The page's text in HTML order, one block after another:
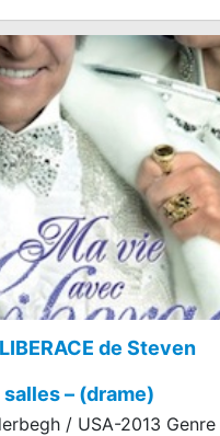
de Steven
– (drame)
/ USA-2013